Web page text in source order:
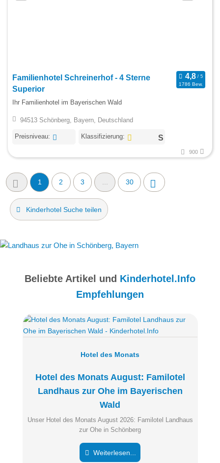
Familienhotel Schreinerhof - 4 Sterne
Superior
1786 Bew.
Ihr Familienhotel im Bayerischen Wald
94513 Schönberg, Bayern, Deutschland
Preisniveau: Klassifizierung:
900
1 2 3 30
Kinderhotel Suche teilen
Beliebte Artikel und Kinderhotel.Info
Empfehlungen
Hotel des Monats August: Familotel
Landhaus zur Ohe im Bayerischen
Wald
Hotel des Monats
Unser Hotel des Monats August 2026: Familotel Landhaus
zur Ohe in Schönberg
Weiterlesen...